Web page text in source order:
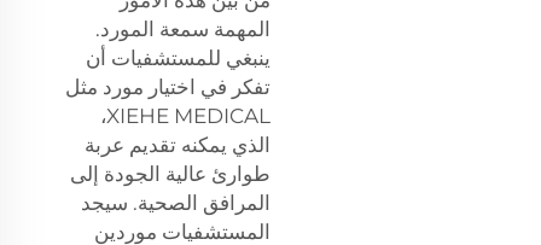
المهمة سمعة المورد.
ينبغي للمستشفيات أن
تفكر في اختيار مورد مثل
XIEHE MEDICAL،
الذي يمكنه تقديم عربة
طوارئ عالية الجودة إلى
المرافق الصحية. سيجد
المستشفيات موردين